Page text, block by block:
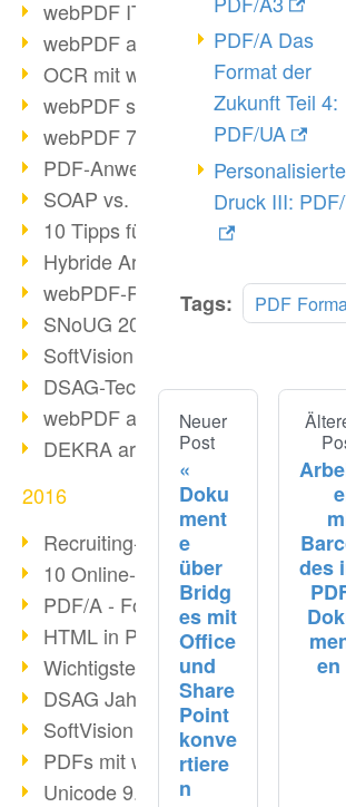
webPDF IT-Tage 2017
webPDF auf IT-Tagen 2017
OCR mit webPDF
webPDF senkt Admin-Kosten
webPDF 7.0 Release
PDF-Anwendung für
SOAP vs. RESTful
10 Tipps für PDF-Arbeit
Hybride Archivierung mit PDF/A-3
webPDF-Preview für
SNoUG 2017 Rückblick
SoftVision auf der SNoUG
DSAG-TechDays 2017 Rückblick
webPDF auf DSAG-TechDays
DEKRA arbeitet mit webPDF
2016
Recruiting-Prozess mit webPDF
10 Online-Bewerbung-Tipps
PDF/A - Format der Zukunft (4)
HTML in PDF konvertieren
Wichtigste Datei-/Grafikformate
DSAG Jahreskongress in Nürnberg
SoftVision auf der DSAG
PDFs mit webPDF bearbeiten
Unicode 9.0 Release in 2016
PDF/A Das
Format der
Zukunft Teil 4:
PDF/UA
Druck III:
Tags: PDF
Neuer
Post
Doku
ment
e
über
Bridg
es mit
Office
und
Share
Point
konve
rtiere
n
des
en